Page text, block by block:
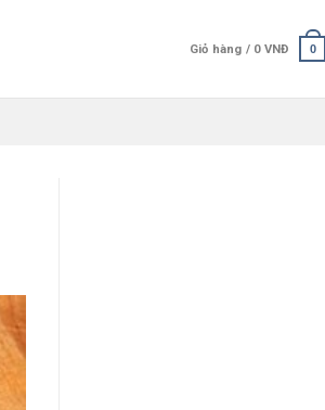
Giỏ hàng / 0 VNĐ 0